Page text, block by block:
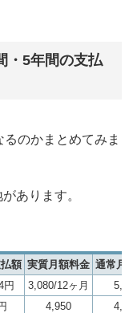
・5年間の支払
のかまとめてみま
あります。
額 実質月額料金 通常月
円 3,080/12ヶ月
4,950